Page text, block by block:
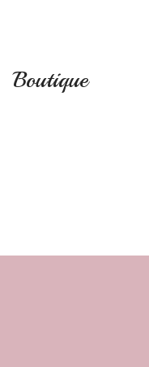
Boutique